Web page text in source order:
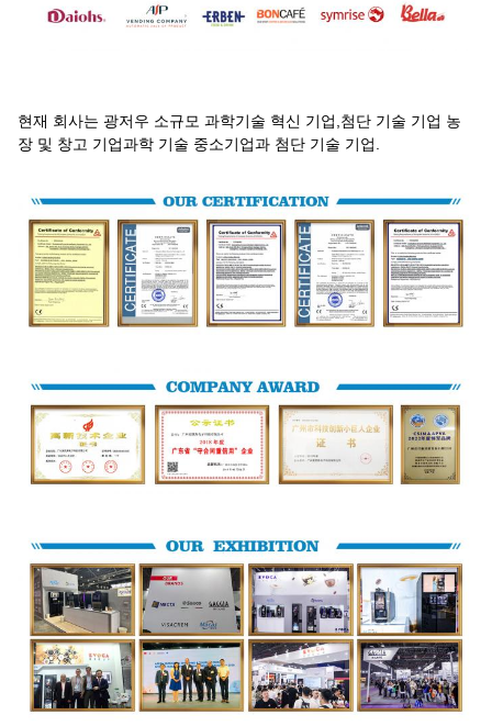
현재 회사는 광저우 소규모 과학기술 혁신 기업,첨단 기술 기업 농
장 및 창고 기업과학 기술 중소기업과 첨단 기술 기업.